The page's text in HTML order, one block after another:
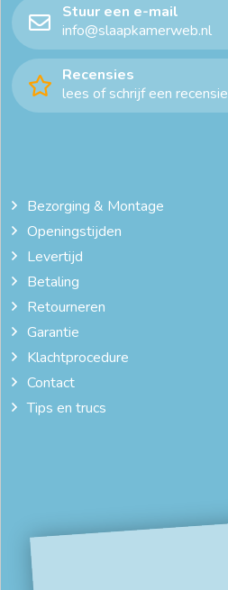
Stuur een e-mail
info@slaapkamerweb.nl
Recensies
lees of schrijf een recensie
Bezorging & Montage
Openingstijden
Levertijd
Betaling
Retourneren
Garantie
Klachtprocedure
Contact
Tips en trucs